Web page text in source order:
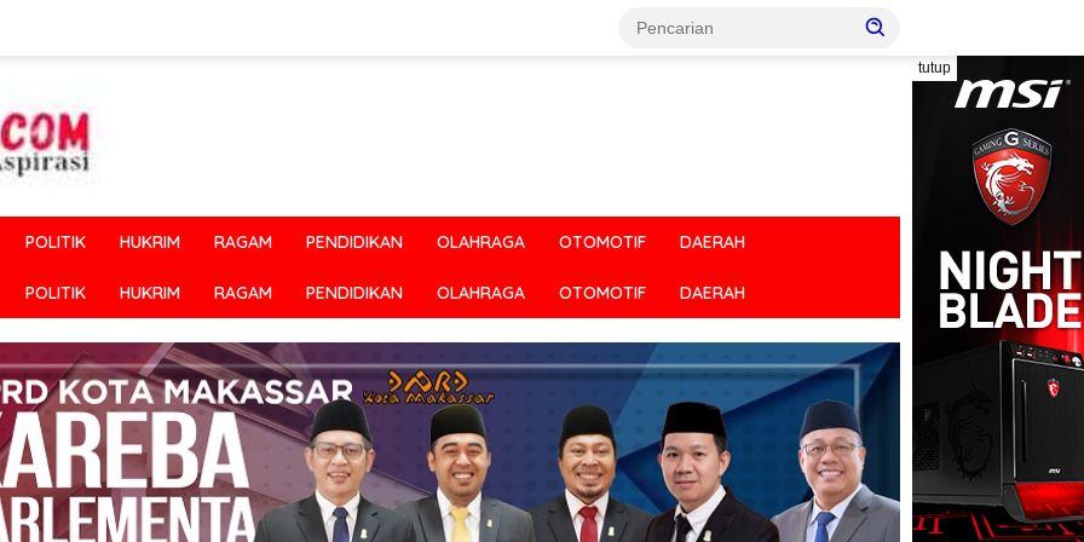
tutup
POLITIK HUKRIM RAGAM PENDIDIKAN OLAHRAGA OTOMOTIF DAERAH
POLITIK HUKRIM RAGAM PENDIDIKAN OLAHRAGA OTOMOTIF DAERAH